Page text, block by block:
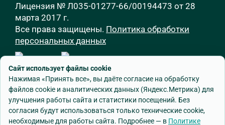
Лицензия № Л035-01277-66/00194473 от 28
марта 2017 г.
Все права защищены. Политика обработки
персональных данных
Разработка сайта—Godman.ru
Сайт использует файлы cookie
Нажимая «Принять все», вы даёте согласие на обработку
файлов cookie и аналитических данных (Яндекс.Метрика) для
улучшения работы сайта и статистики посещений. Без
согласия будут использоваться только технические cookie,
необходимые для работы сайта. Подробнее — в Политике